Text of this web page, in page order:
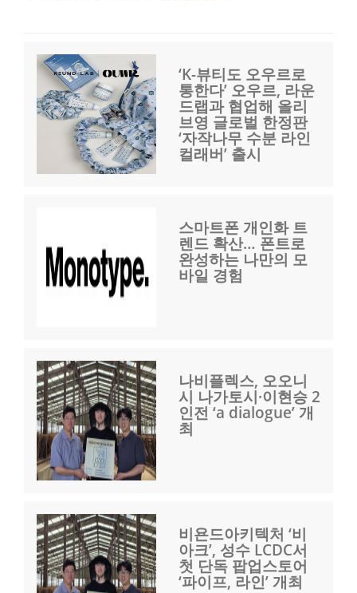
‘K-뷰티도 오우르로
통한다’ 오우르, 라운
드랩과 협업해 올리
브영 글로벌 한정판
‘자작나무 수분 라인
컬래버’ 출시
스마트폰 개인화 트
렌드 확산… 폰트로
완성하는 나만의 모
바일 경험
나비플렉스, 오오니
시 나가토시·이현승 2
인전 ‘a dialogue’ 개
최
비욘드아키텍처 ‘비
아크’, 성수 LCDC서
첫 단독 팝업스토어
‘파이프, 라인’ 개최